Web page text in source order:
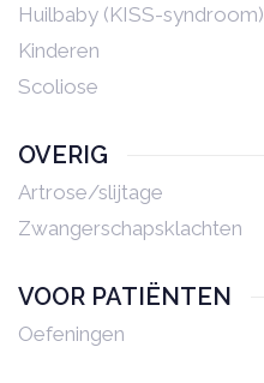
Huilbaby (KISS-syndroom)
Kinderen
Scoliose
OVERIG
Artrose/slijtage
Zwangerschapsklachten
VOOR PATIËNTEN
Oefeningen